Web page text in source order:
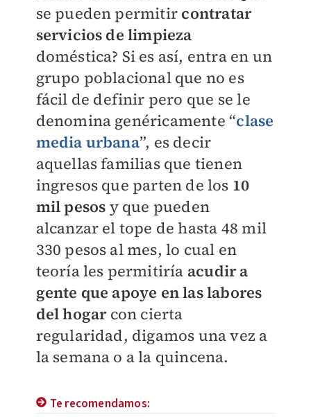
se pueden permitir contratar
servicios de limpieza
doméstica? Si es así, entra en un
grupo poblacional que no es
fácil de definir pero que se le
denomina genéricamente “clase
media urbana”, es decir
aquellas familias que tienen
ingresos que parten de los 10
mil pesos y que pueden
alcanzar el tope de hasta 48 mil
330 pesos al mes, lo cual en
teoría les permitiría acudir a
gente que apoye en las labores
del hogarcon cierta
regularidad, digamos una vez a
la semana o a la quincena.
Te recomendamos: